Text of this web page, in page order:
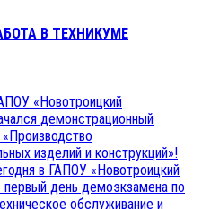
В ТЕХНИКУМЕ
«Новотроицкий
демонстрационный
изделий и конструкций»!
в ГАПОУ «Новотроицкий
день демоэкзамена по
обслуживание и